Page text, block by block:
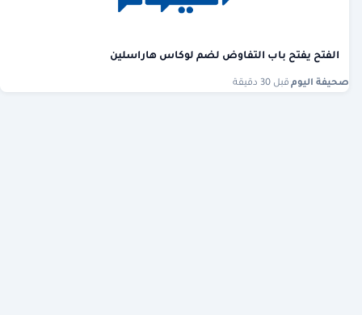
الفتح يفتح باب التفاوض لضم لوكاس هاراسلين
صحيفة اليوم قبل 30 دقيقة